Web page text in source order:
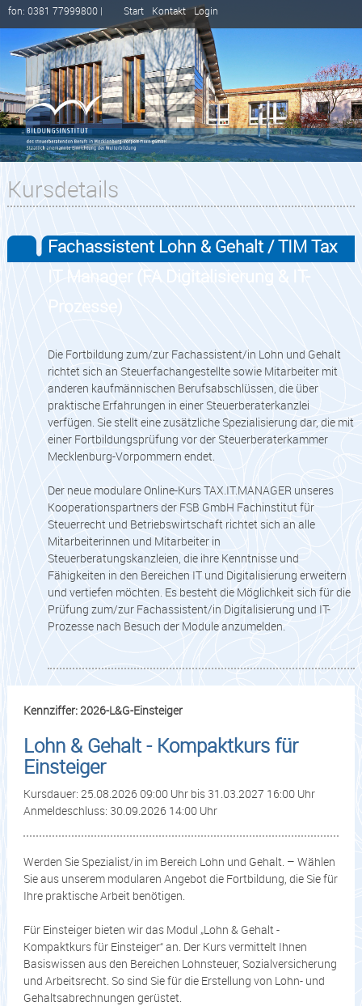
fon: 0381 77999800 | Start Kontakt Login
Kursdetails
Fachassistent Lohn & Gehalt / TIM Tax
Die Fortbildung zum/zur Fachassistent/in Lohn und Gehalt
richtet sich an Steuerfachangestellte sowie Mitarbeiter mit
anderen kaufmännischen Berufsabschlüssen, die über
praktische Erfahrungen in einer Steuerberaterkanzlei
verfügen. Sie stellt eine zusätzliche Spezialisierung dar, die mit
einer Fortbildungsprüfung vor der Steuerberaterkammer
Mecklenburg-Vorpommern endet.
Der neue modulare Online-Kurs TAX.IT.MANAGER unseres
Kooperationspartners der FSB GmbH Fachinstitut für
Steuerrecht und Betriebswirtschaft richtet sich an alle
Mitarbeiterinnen und Mitarbeiter in
Steuerberatungskanzleien, die ihre Kenntnisse und
Fähigkeiten in den Bereichen IT und Digitalisierung erweitern
und vertiefen möchten. Es besteht die Möglichkeit sich für die
Prüfung zum/zur Fachassistent/in Digitalisierung und IT-
Prozesse nach Besuch der Module anzumelden.
Kennziffer: 2026-L&G-Einsteiger
Lohn & Gehalt - Kompaktkurs für
Einsteiger
Kursdauer: 25.08.2026 09:00 Uhr bis 31.03.2027 16:00 Uhr
Anmeldeschluss: 30.09.2026 14:00 Uhr
Werden Sie Spezialist/in im Bereich Lohn und Gehalt. – Wählen
Sie aus unserem modularen Angebot die Fortbildung, die Sie für
Ihre praktische Arbeit benötigen.
Für Einsteiger bieten wir das Modul „Lohn & Gehalt -
Kompaktkurs für Einsteiger“ an. Der Kurs vermittelt Ihnen
Basiswissen aus den Bereichen Lohnsteuer, Sozialversicherung
und Arbeitsrecht. So sind Sie für die Erstellung von Lohn- und
Gehaltsabrechnungen gerüstet.